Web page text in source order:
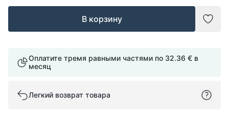
В корзину
Оплатите тремя равными частями по 32.36 € в
месяц
Легкий возврат товара